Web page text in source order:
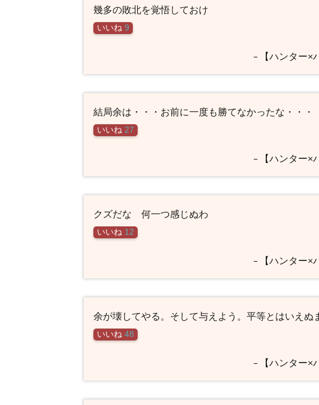
幾多の敗北を覚悟しておけ
いいね 9
– 【ハンター×
結局余は・・・お前に一度も勝てなかったな・・・
いいね 27
– 【ハンター×
クズだな 何一つ感じぬわ
いいね 12
– 【ハンター×
余が壊してやる。そして与えよう。平等とはいえぬ
いいね 48
– 【ハンター×